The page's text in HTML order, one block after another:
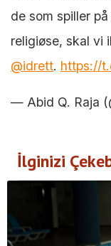
de som spiller
religiøse, skal vi
@idrett. https://
— Abid Q. Raja
İlginizi